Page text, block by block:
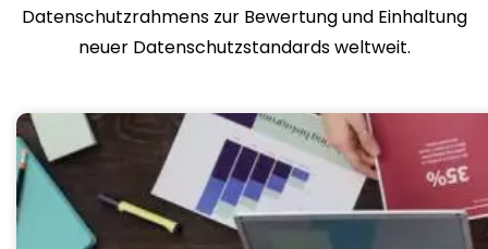
Datenschutzrahmens zur Bewertung und Einhaltung
neuer Datenschutzstandards weltweit.